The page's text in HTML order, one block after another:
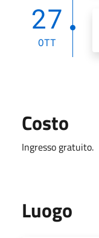
27
OTT
Costo
Ingresso gratuito.
Luogo